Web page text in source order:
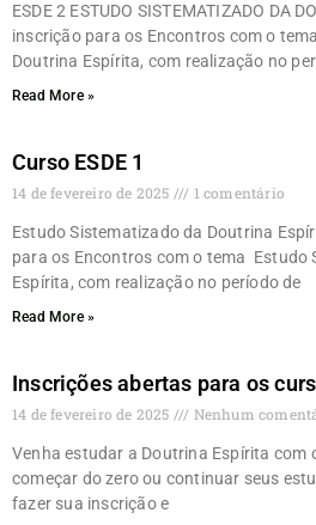
ESDE 2 ESTUDO SISTEMATIZADO DA
inscrição para os Encontros com o
Doutrina Espírita, com realização no
Read More »
Curso ESDE 1
14 de fevereiro de 2025 1 comentário
Estudo Sistematizado da Doutrina
para os Encontros com o tema Estudo
Espírita, com realização no período de
Read More »
Inscrições abertas para os
14 de fevereiro de 2025 Nenhum
Venha estudar a Doutrina Espírita com
começar do zero ou continuar seus
fazer sua inscrição e